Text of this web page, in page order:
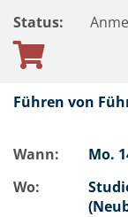
Status:
Führen von
Wann: Mo.
Wo: